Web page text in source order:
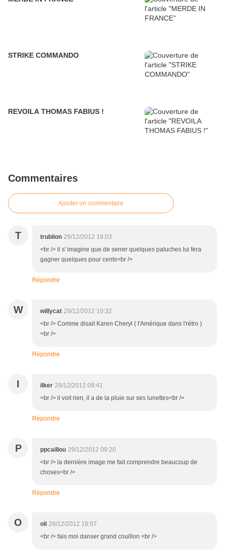
STRIKE COMMANDO
REVOILA THOMAS FABIUS !
Commentaires
Ajouter un commentaire
T trublion 29/12/2012 18:03
<br /> il s' imagine que de serrer quelques paluches lui fera
gagner quelques pour cents<br />
Répondre
W willycat 29/12/2012 10:32
<br /> Comme disait Karen Cheryl ( l'Amérique dans l'rétro )
<br />
Répondre
I ilker 29/12/2012 09:41
<br /> il voit rien, il a de la pluie sur ses lunettes<br />
Répondre
P ppcaillou 29/12/2012 09:20
<br /> la dernière image me fait comprendre beaucoup de
choses<br />
Répondre
O oli 28/12/2012 18:07
<br /> fais moi danser grand couillon <br />